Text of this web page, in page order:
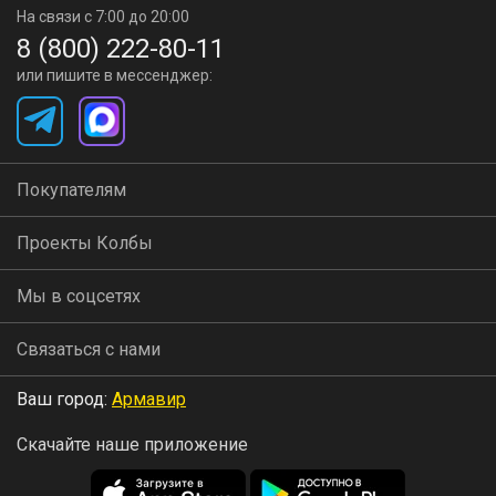
На связи с 7:00 до 20:00
8 (800) 222-80-11
или пишите в мессенджер:
Покупателям
Проекты Колбы
Мы в соцсетях
Связаться с нами
Ваш город: Армавир
Скачайте наше приложение